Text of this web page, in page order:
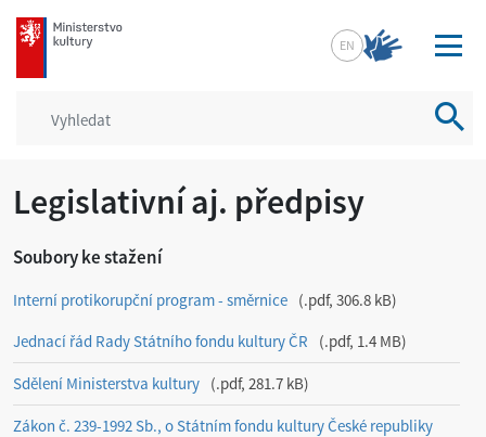
mkcr.cz
EN
Legislativní aj. předpisy
Soubory ke stažení
Interní protikorupční program - směrnice
.pdf, 306.8 kB
Jednací řád Rady Státního fondu kultury ČR
.pdf, 1.4 MB
Sdělení Ministerstva kultury .pdf, 281.7 kB
Zákon č. 239-1992 Sb., o Státním fondu kultury České republiky